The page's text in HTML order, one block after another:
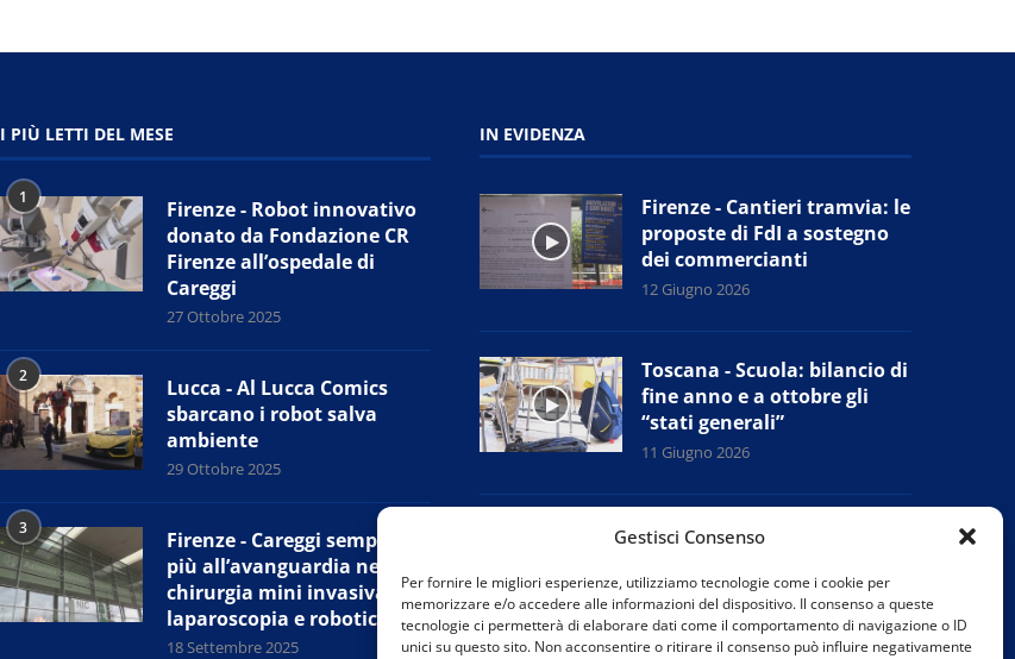
Gestisci Consenso
Per fornire le migliori esperienze, utilizziamo tecnologie come i cookie per
memorizzare e/o accedere alle informazioni del dispositivo. Il consenso a queste
tecnologie ci permetterà di elaborare dati come il comportamento di navigazione o ID
unici su questo sito. Non acconsentire o ritirare il consenso può influire negativamente
I PIÙ LETTI DEL MESE
1
Firenze - Robot innovativo
donato da Fondazione CR
Firenze all’ospedale di
Careggi
27 Ottobre 2025
2
Lucca - Al Lucca Comics
sbarcano i robot salva
ambiente
29 Ottobre 2025
3
Firenze - Careggi sempre
più all’avanguardia nella
chirurgia mini invasiva,
laparoscopia e robotica
18 Settembre 2025
IN EVIDENZA
Firenze - Cantieri tramvia: le
proposte di FdI a sostegno
dei commercianti
12 Giugno 2026
Toscana - Scuola: bilancio di
fine anno e a ottobre gli
“stati generali”
11 Giugno 2026
Campi Bisenzio (Fi) - Sudd
Mingzhi, prove di accordo
con l’azienda
11 Giugno 2026